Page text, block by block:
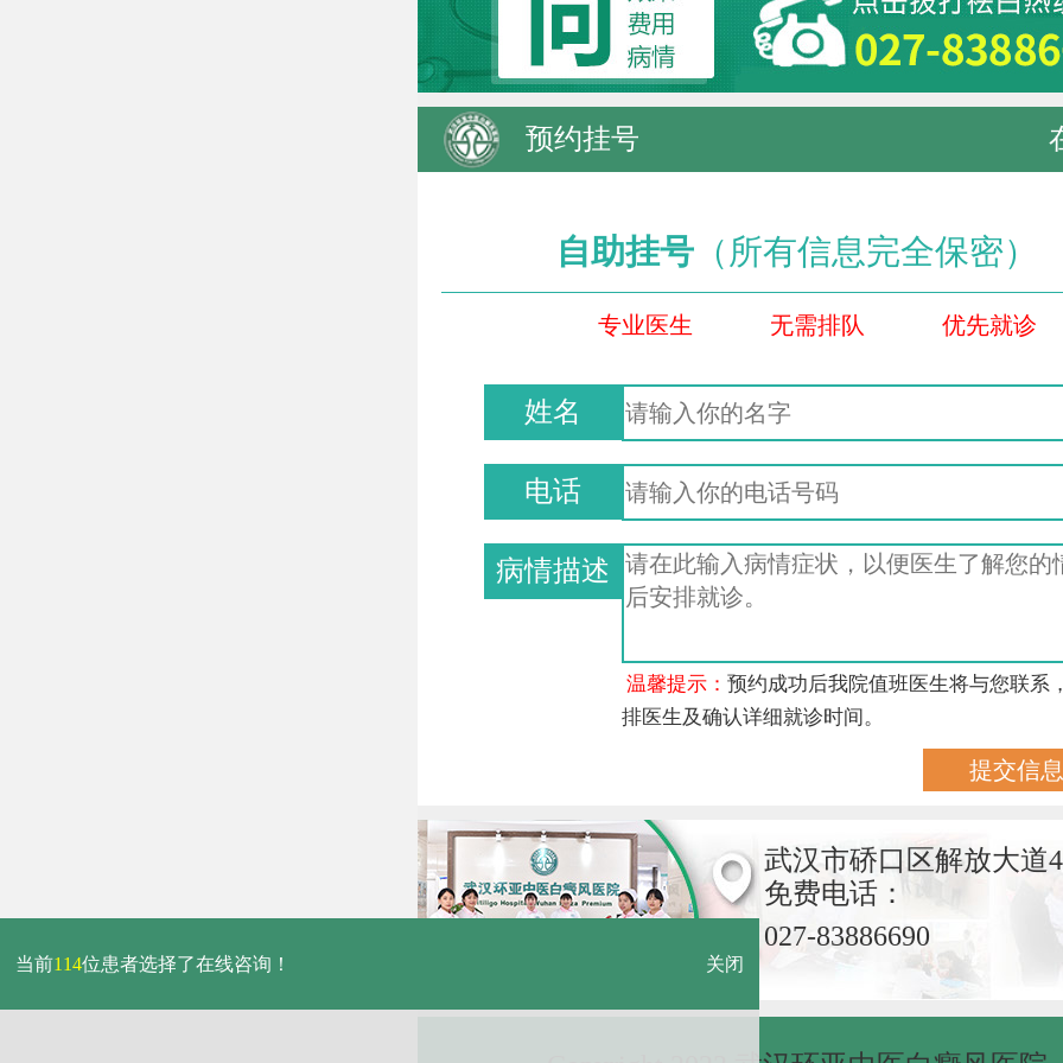
预约挂号
自助挂号 （所有信息完全保密）
专业医生 无需排队 优先就诊
姓名
电话
病情描述
温馨提示：预约成功后我院值班医生将与您联系
排医生及确认详细就诊时间。
武汉市硚口区解放大道
免费电话：
027-83886690
当前114位患者选择了在线咨询！ 关闭